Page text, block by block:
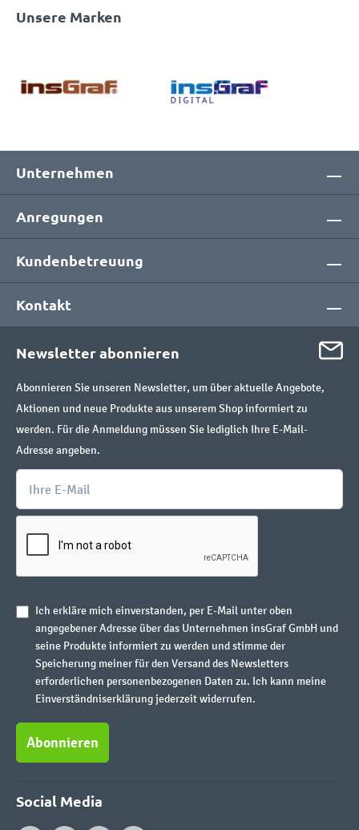
Unsere Marken
Unternehmen
Anregungen
Kundenbetreuung
Kontakt
Newsletter abonnieren
Abonnieren Sie unseren Newsletter, um über aktuelle Angebote,
Aktionen und neue Produkte aus unserem Shop informiert zu
werden. Für die Anmeldung müssen Sie lediglich Ihre E-Mail-
Adresse angeben.
Ich erkläre mich einverstanden, per E-Mail unter oben
angegebener Adresse über das Unternehmen insGraf GmbH und
seine Produkte informiert zu werden und stimme der
Speicherung meiner für den Versand des Newsletters
erforderlichen personenbezogenen Daten zu. Ich kann meine
Einverständniserklärung jederzeit widerrufen.
Abonnieren
Social Media